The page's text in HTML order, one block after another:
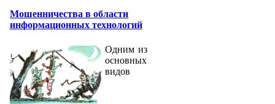
Мошенничества в области
информационных технологий
Одним из
основных
видов